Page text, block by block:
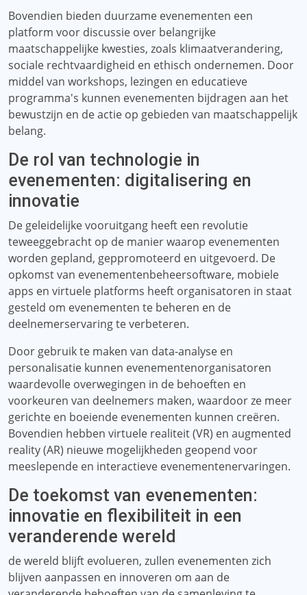
Bovendien bieden duurzame evenementen een
platform voor discussie over belangrijke
maatschappelijke kwesties, zoals klimaatverandering,
sociale rechtvaardigheid en ethisch ondernemen. Door
middel van workshops, lezingen en educatieve
programma's kunnen evenementen bijdragen aan het
bewustzijn en de actie op gebieden van maatschappelijk
belang.
De rol van technologie in
evenementen: digitalisering en
innovatie
De geleidelijke vooruitgang heeft een revolutie
teweeggebracht op de manier waarop evenementen
worden gepland, geppromoteerd en uitgevoerd. De
opkomst van evenementenbeheersoftware, mobiele
apps en virtuele platforms heeft organisatoren in staat
gesteld om evenementen te beheren en de
deelnemerservaring te verbeteren.
Door gebruik te maken van data-analyse en
personalisatie kunnen evenementenorganisatoren
waardevolle overwegingen in de behoeften en
voorkeuren van deelnemers maken, waardoor ze meer
gerichte en boeiende evenementen kunnen creëren.
Bovendien hebben virtuele realiteit (VR) en augmented
reality (AR) nieuwe mogelijkheden geopend voor
meeslepende en interactieve evenementenervaringen.
De toekomst van evenementen:
innovatie en flexibiliteit in een
veranderende wereld
de wereld blijft evolueren, zullen evenementen zich
blijven aanpassen en innoveren om aan de